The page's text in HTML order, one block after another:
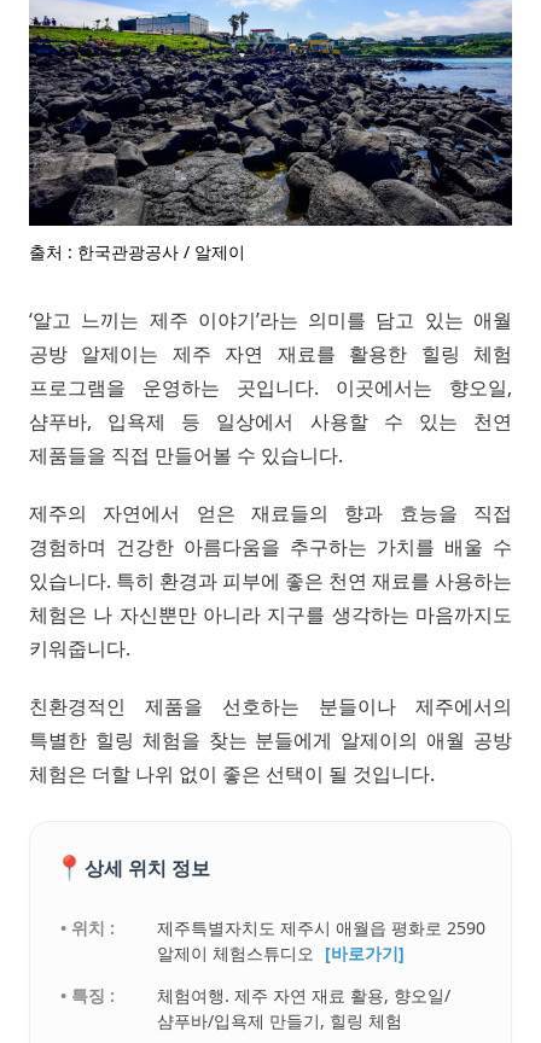
출처 : 한국관광공사 / 알제이
‘알고 느끼는 제주 이야기’라는 의미를 담고 있는 애월
공방 알제이는 제주 자연 재료를 활용한 힐링 체험
프로그램을 운영하는 곳입니다. 이곳에서는 향오일,
샴푸바, 입욕제 등 일상에서 사용할 수 있는 천연
제품들을 직접 만들어볼 수 있습니다.
제주의 자연에서 얻은 재료들의 향과 효능을 직접
경험하며 건강한 아름다움을 추구하는 가치를 배울 수
있습니다. 특히 환경과 피부에 좋은 천연 재료를 사용하는
체험은 나 자신뿐만 아니라 지구를 생각하는 마음까지도
키워줍니다.
친환경적인 제품을 선호하는 분들이나 제주에서의
특별한 힐링 체험을 찾는 분들에게 알제이의 애월 공방
체험은 더할 나위 없이 좋은 선택이 될 것입니다.
📍 상세 위치 정보
• 위치 :
제주특별자치도 제주시 애월읍 평화로 2590
알제이 체험스튜디오 [바로가기]
• 특징 :
체험여행. 제주 자연 재료 활용, 향오일/
샴푸바/입욕제 만들기, 힐링 체험